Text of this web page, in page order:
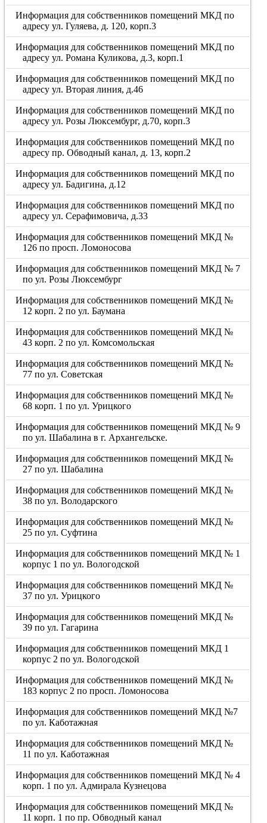
Информация для собственников помещений МКД по
адресу ул. Гуляева, д. 120, корп.3
Информация для собственников помещений МКД по
адресу ул. Романа Куликова, д.3, корп.1
Информация для собственников помещений МКД по
адресу ул. Вторая линия, д.46
Информация для собственников помещений МКД по
адресу ул. Розы Люксембург, д.70, корп.3
Информация для собственников помещений МКД по
адресу пр. Обводный канал, д. 13, корп.2
Информация для собственников помещений МКД по
адресу ул. Бадигина, д.12
Информация для собственников помещений МКД по
адресу ул. Серафимовича, д.33
Информация для собственников помещений МКД №
126 по просп. Ломоносова
Информация для собственников помещений МКД № 7
по ул. Розы Люксембург
Информация для собственников помещений МКД №
12 корп. 2 по ул. Баумана
Информация для собственников помещений МКД №
43 корп. 2 по ул. Комсомольская
Информация для собственников помещений МКД №
77 по ул. Советская
Информация для собственников помещений МКД №
68 корп. 1 по ул. Урицкого
Информация для собственников помещений МКД № 9
по ул. Шабалина в г. Архангельске.
Информация для собственников помещений МКД №
27 по ул. Шабалина
Информация для собственников помещений МКД №
38 по ул. Володарского
Информация для собственников помещений МКД №
25 по ул. Суфтина
Информация для собственников помещений МКД № 1
корпус 1 по ул. Вологодской
Информация для собственников помещений МКД №
37 по ул. Урицкого
Информация для собственников помещений МКД №
39 по ул. Гагарина
Информация для собственников помещений МКД 1
корпус 2 по ул. Вологодской
Информация для собственников помещений МКД №
183 корпус 2 по просп. Ломоносова
Информация для собственников помещений МКД №7
по ул. Каботажная
Информация для собственников помещений МКД №
11 по ул. Каботажная
Информация для собственников помещений МКД № 4
корп. 1 по ул. Адмирала Кузнецова
Информация для собственников помещений МКД №
11 корп. 1 по пр. Обводный канал